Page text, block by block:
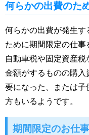
何らかの出費のた
何らかの出費が発生
ために期間限定の仕事
自動車税や固定資産
金額がするものの購
要になった、または子
方もいるようです。
期間限定のお仕